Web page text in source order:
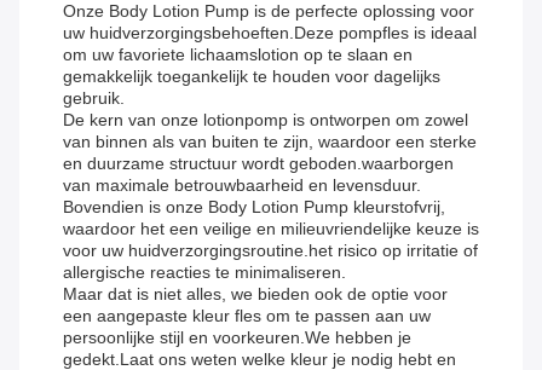
Onze Body Lotion Pump is de perfecte oplossing voor
uw huidverzorgingsbehoeften.Deze pompfles is ideaal
om uw favoriete lichaamslotion op te slaan en
gemakkelijk toegankelijk te houden voor dagelijks
gebruik.
De kern van onze lotionpomp is ontworpen om zowel
van binnen als van buiten te zijn, waardoor een sterke
en duurzame structuur wordt geboden.waarborgen
van maximale betrouwbaarheid en levensduur.
Bovendien is onze Body Lotion Pump kleurstofvrij,
waardoor het een veilige en milieuvriendelijke keuze is
voor uw huidverzorgingsroutine.het risico op irritatie of
allergische reacties te minimaliseren.
Maar dat is niet alles, we bieden ook de optie voor
een aangepaste kleur fles om te passen aan uw
persoonlijke stijl en voorkeuren.We hebben je
gedekt.Laat ons weten welke kleur je nodig hebt en